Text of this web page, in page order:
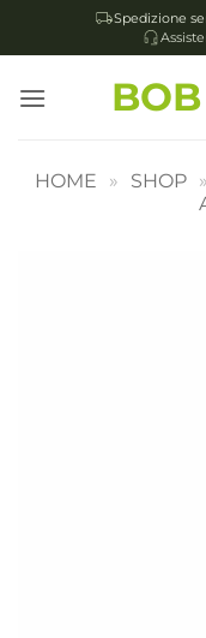
Spedizione
HOME » SHOP »